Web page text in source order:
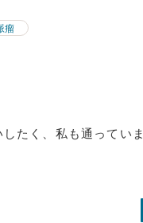
瘤
たく、私も通っていま